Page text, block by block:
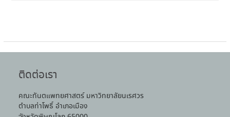
ติดต่อเรา
คณะทันตแพทยศาสตร์ มหาวิทยาลัยนเรศวร
ตำบลท่าโพธิ์ อำเภอเมือง